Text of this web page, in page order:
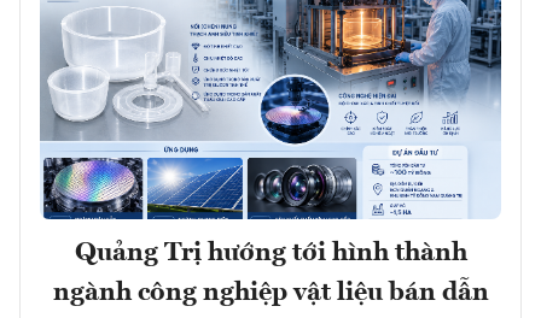
Quảng Trị hướng tới hình thành
ngành công nghiệp vật liệu bán dẫn